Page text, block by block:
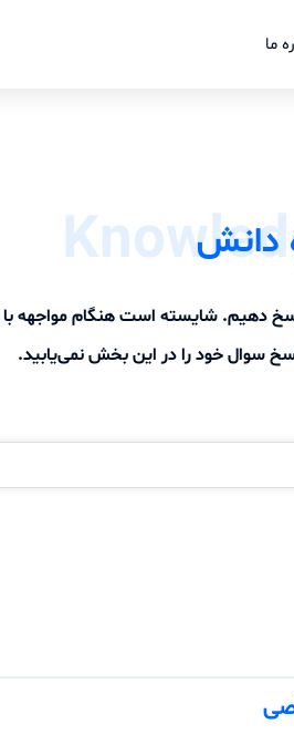
ما
دانش
دهیم. شایسته است هنگام
سوال خود را در این بخش نمی‌یابید.